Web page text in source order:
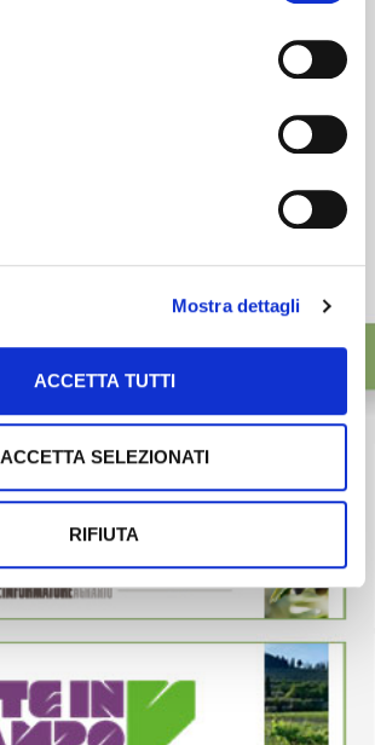
Mostra dettagli
ACCETTA TUTTI
ACCETTA SELEZIONATI
RIFIUTA